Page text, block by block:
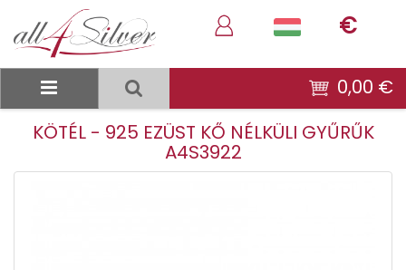
€
0,00 €
KÖTÉL - 925 EZÜST KŐ NÉLKÜLI GYŰRŰK
A4S3922